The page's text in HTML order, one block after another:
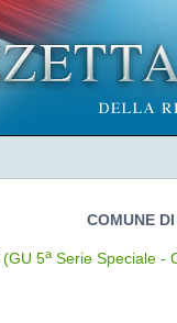
COMUNE
(GU 5a Serie Speciale -